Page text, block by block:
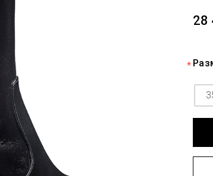
28